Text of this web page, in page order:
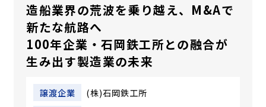
造船業界の荒波を乗り越え、M&Aで
新たな航路へ
100年企業・石岡鉄工所との融合が
生み出す製造業の未来
譲渡企業
(株)石岡鉄工所